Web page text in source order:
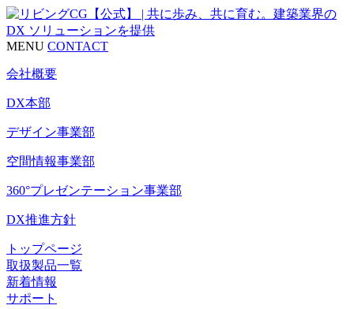
MENU CONTACT
会社概要
DX本部
デザイン事業部
空間情報事業部
360°プレゼンテーション事業部
DX推進方針
トップページ
取扱製品一覧
新着情報
サポート